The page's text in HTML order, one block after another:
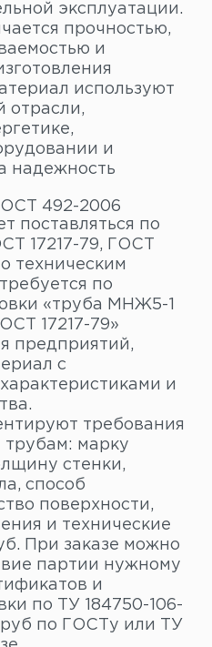
эксплуатации.
прочностью,
и
используют
отрасли,
и
надежность
492-2006
поставляться по
17217-79, ГОСТ
техническим
по
«труба МНЖ5-1
17217-79»
предприятий,
с
и
требования
марку
стенки,
способ
поверхности,
и технические
При заказе можно
партии нужному
и
по ТУ 184750-106-
по ГОСТу или ТУ